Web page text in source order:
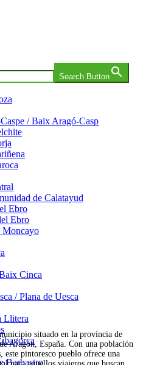
Search Button
/ Baix Aragó-Casp
de Calatayud
Ebro
Ebro
Moncayo
Cinca
/ Plana de Uesca
Llitera
Barbastro
situado en la provincia de
Aragón, España. Con una población
este pintoresco pueblo ofrece una